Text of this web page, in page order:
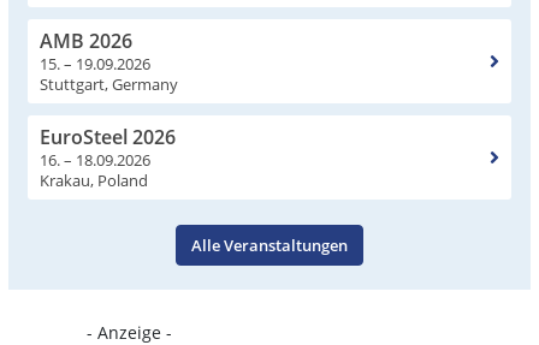
AMB 2026
15. – 19.09.2026
Stuttgart, Germany
EuroSteel 2026
16. – 18.09.2026
Krakau, Poland
Alle Veranstaltungen
- Anzeige -